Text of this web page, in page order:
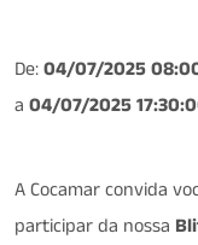
De:04/07/2025
a 04/07/2025
A Cocamar convida
participar da nossa